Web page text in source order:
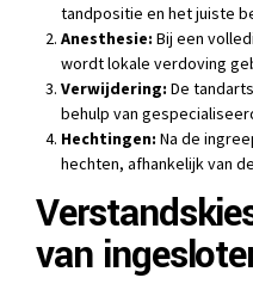
tandpositie en het juiste
Anesthesie: Bij een
wordt lokale verdoving
Verwijdering: De
behulp van
Hechtingen: Na de
hechten, afhankelijk van
van